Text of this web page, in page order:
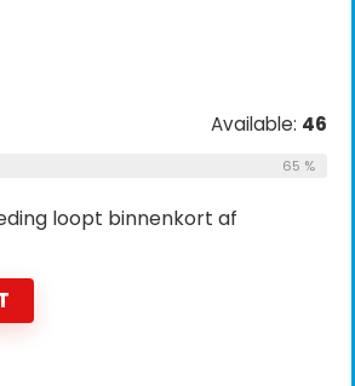
Available: 46
65 %
loopt binnenkort af